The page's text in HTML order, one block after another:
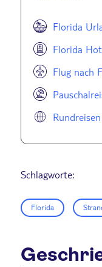
Florida
Florida
Flug nach
Schlagworte:
Florida